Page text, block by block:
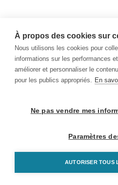
À propos des cookies sur
Nous utilisons les cookies pour
informations sur les performances
améliorer et personnaliser le
pour les publics appropriés. En
Ne pas vendre mes
Paramètres
AUTORISER TOUS